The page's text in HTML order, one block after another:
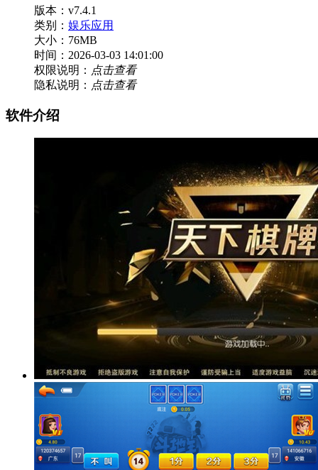
版本：v7.4.1
类别： 娱乐应用
大小：76MB
时间：2026-03-03 14:01:00
权限说明： 点击查看
隐私说明： 点击查看
软件介绍